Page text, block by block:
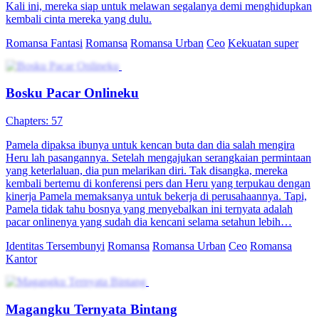
Kali ini, mereka siap untuk melawan segalanya demi menghidupkan
kembali cinta mereka yang dulu.
Romansa Fantasi Romansa Romansa Urban Ceo Kekuatan super
Bosku Pacar Onlineku
Chapters: 57
Pamela dipaksa ibunya untuk kencan buta dan dia salah mengira
Heru lah pasangannya. Setelah mengajukan serangkaian permintaan
yang keterlaluan, dia pun melarikan diri. Tak disangka, mereka
kembali bertemu di konferensi pers dan Heru yang terpukau dengan
kinerja Pamela memaksanya untuk bekerja di perusahaannya. Tapi,
Pamela tidak tahu bosnya yang menyebalkan ini ternyata adalah
pacar onlinenya yang sudah dia kencani selama setahun lebih…
Identitas Tersembunyi Romansa Romansa Urban Ceo Romansa
Kantor
Magangku Ternyata Bintang